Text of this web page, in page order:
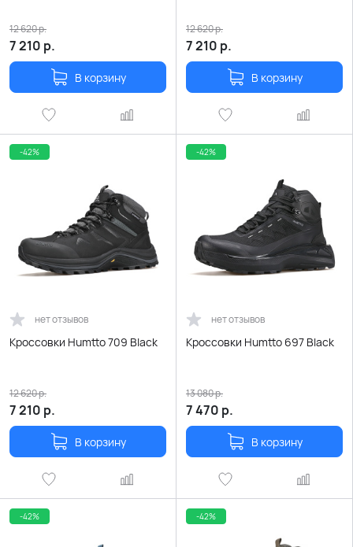
7 210 р.
12 620р.
В корзину
7 210 р.
12 620р.
В корзину
-42%
нет отзывов
Кроссовки Humtto 709 Black
7 210 р.
12 620р.
В корзину
-42%
нет отзывов
Кроссовки Humtto 697 Black
7 470 р.
13 080р.
В корзину
-42% -42%